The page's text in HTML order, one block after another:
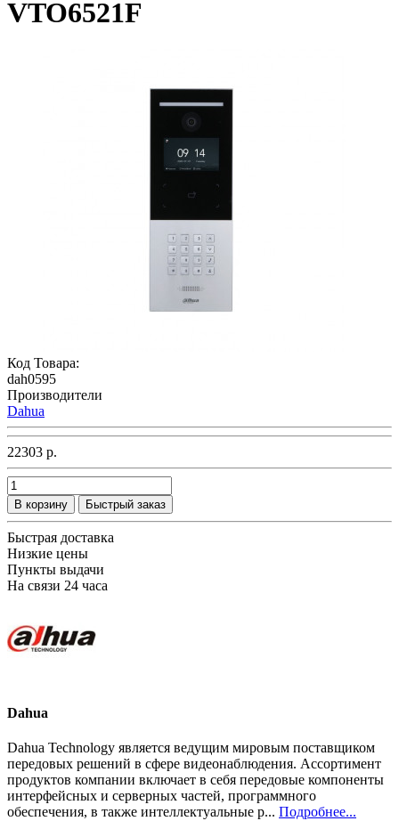
VTO6521F
Код Товара:
dah0595
Производители
Dahua
22303 р.
В корзину Быстрый заказ
Быстрая доставка
Низкие цены
Пункты выдачи
На связи 24 часа
Dahua
Dahua Technology является ведущим мировым поставщиком
передовых решений в сфере видеонаблюдения. Ассортимент
продуктов компании включает в себя передовые компоненты
интерфейсных и серверных частей, программного
обеспечения, в также интеллектуальные р... Подробнее...